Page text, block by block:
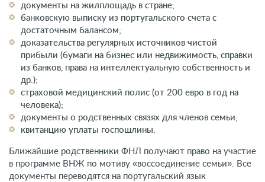
документы на жилплощадь в стране;
банковскую выписку из португальского счета с
достаточным балансом;
доказательства регулярных источников чистой
прибыли (бумаги на бизнес или недвижимость, справки
из банков, права на интеллектуальную собственность и
др.);
страховой медицинский полис (от 200 евро в год на
человека);
документы о родственных связях для членов семьи;
квитанцию уплаты госпошлины.
Ближайшие родственники ФНЛ получают право на участие
в программе ВНЖ по мотиву «воссоединение семьи». Все
документы переводятся на португальский язык